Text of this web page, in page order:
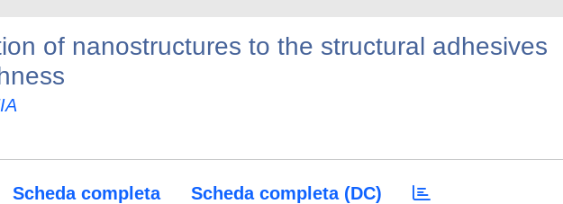
of nanostructures to the structural adhesives
Scheda completa Scheda completa (DC)